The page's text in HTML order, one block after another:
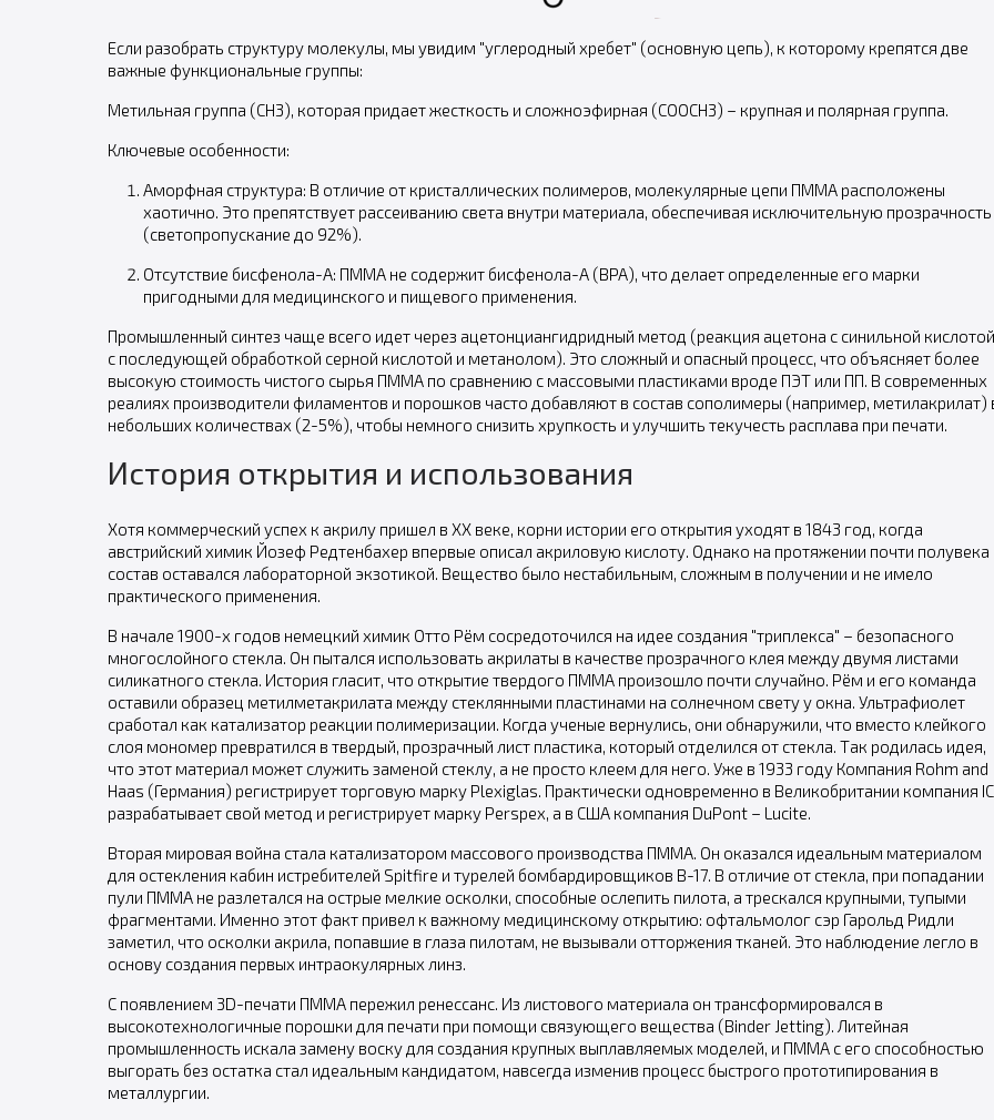
Если разобрать структуру молекулы, мы увидим "углеродный хребет" (основную цепь), к которому крепятся две
важные функциональные группы:
Метильная группа (CH3), которая придает жесткость и сложноэфирная (COOCH3) – крупная и полярная группа.
Ключевые особенности:
Аморфная структура: В отличие от кристаллических полимеров, молекулярные цепи ПММА расположены
хаотично. Это препятствует рассеиванию света внутри материала, обеспечивая исключительную прозрачность
(светопропускание до 92%).
Отсутствие бисфенола-А: ПММА не содержит бисфенола-А (BPA), что делает определенные его марки
пригодными для медицинского и пищевого применения.
Промышленный синтез чаще всего идет через ацетонциангидридный метод (реакция ацетона с синильной кислотой
с последующей обработкой серной кислотой и метанолом). Это сложный и опасный процесс, что объясняет более
высокую стоимость чистого сырья ПММА по сравнению с массовыми пластиками вроде ПЭТ или ПП. В современных
реалиях производители филаментов и порошков часто добавляют в состав сополимеры (например, метилакрилат)
небольших количествах (2-5%), чтобы немного снизить хрупкость и улучшить текучесть расплава при печати.
История открытия и использования
Хотя коммерческий успех к акрилу пришел в XX веке, корни истории его открытия уходят в 1843 год, когда
австрийский химик Йозеф Редтенбахер впервые описал акриловую кислоту. Однако на протяжении почти полувека
состав оставался лабораторной экзотикой. Вещество было нестабильным, сложным в получении и не имело
практического применения.
В начале 1900-х годов немецкий химик Отто Рём сосредоточился на идее создания "триплекса" – безопасного
многослойного стекла. Он пытался использовать акрилаты в качестве прозрачного клея между двумя листами
силикатного стекла. История гласит, что открытие твердого ПММА произошло почти случайно. Рём и его команда
оставили образец метилметакрилата между стеклянными пластинами на солнечном свету у окна. Ультрафиолет
сработал как катализатор реакции полимеризации. Когда ученые вернулись, они обнаружили, что вместо клейкого
слоя мономер превратился в твердый, прозрачный лист пластика, который отделился от стекла. Так родилась идея,
что этот материал может служить заменой стеклу, а не просто клеем для него. Уже в 1933 году Компания Rohm and
Haas (Германия) регистрирует торговую марку Plexiglas. Практически одновременно в Великобритании компания
разрабатывает свой метод и регистрирует марку Perspex, а в США компания DuPont – Lucite.
Вторая мировая война стала катализатором массового производства ПММА. Он оказался идеальным материалом
для остекления кабин истребителей Spitfire и турелей бомбардировщиков B-17. В отличие от стекла, при попадании
пули ПММА не разлетался на острые мелкие осколки, способные ослепить пилота, а трескался крупными, тупыми
фрагментами. Именно этот факт привел к важному медицинскому открытию: офтальмолог сэр Гарольд Ридли
заметил, что осколки акрила, попавшие в глаза пилотам, не вызывали отторжения тканей. Это наблюдение легло в
основу создания первых интраокулярных линз.
С появлением 3D-печати ПММА пережил ренессанс. Из листового материала он трансформировался в
высокотехнологичные порошки для печати при помощи связующего вещества (Binder Jetting). Литейная
промышленность искала замену воску для создания крупных выплавляемых моделей, и ПММА с его способностью
выгорать без остатка стал идеальным кандидатом, навсегда изменив процесс быстрого прототипирования в
металлургии.